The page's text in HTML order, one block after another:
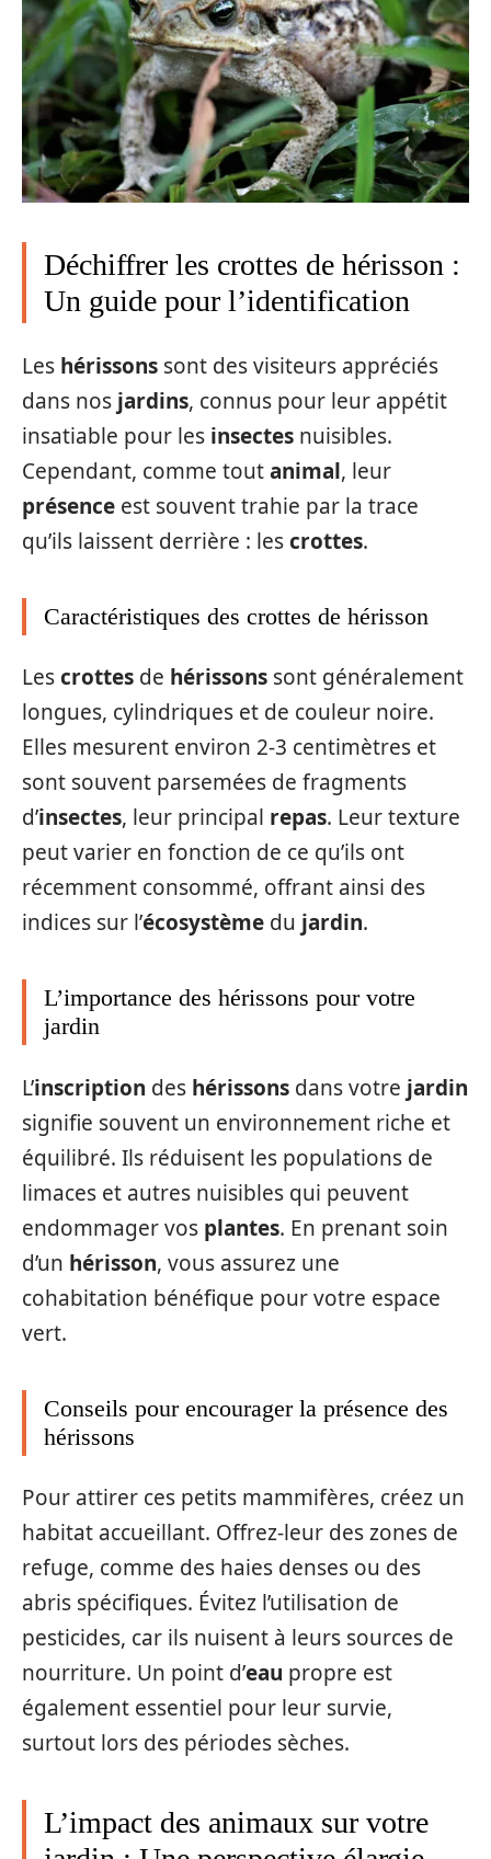
Déchiffrer les crottes de hérisson :
Un guide pour l’identification
Les hérissons sont des visiteurs appréciés
dans nos jardins, connus pour leur appétit
insatiable pour les insectes nuisibles.
Cependant, comme toutanimal, leur
présence est souvent trahie par la trace
qu’ils laissent derrière : lescrottes.
Caractéristiques des crottes de hérisson
Lescrottes de hérissons sont généralement
longues, cylindriques et de couleur noire.
Elles mesurent environ 2-3 centimètres et
sont souvent parsemées de fragments
d’insectes, leur principal repas. Leur texture
peut varier en fonction de ce qu’ils ont
récemment consommé, offrant ainsi des
indices sur l’écosystème du jardin.
L’importance des hérissons pour votre
jardin
L’inscription des hérissons dans votre jardin
signifie souvent un environnement riche et
équilibré. Ils réduisent les populations de
limaces et autres nuisibles qui peuvent
endommager vos plantes. En prenant soin
d’un hérisson, vous assurez une
cohabitation bénéfique pour votre espace
vert.
Conseils pour encourager la présence des
hérissons
Pour attirer ces petits mammifères, créez un
habitat accueillant. Offrez-leur des zones de
refuge, comme des haies denses ou des
abris spécifiques. Évitez l’utilisation de
pesticides, car ils nuisent à leurs sources de
nourriture. Un point d’eau propre est
également essentiel pour leur survie,
surtout lors des périodes sèches.
L’impact des animaux sur votre